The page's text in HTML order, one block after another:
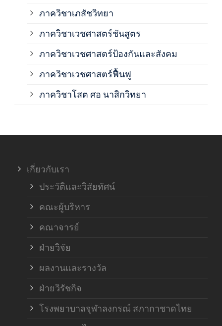
ภาควิชาเภสัชวิทยา
ภาควิชาเวชศาสตร์ชันสูตร
ภาควิชาเวชศาสตร์ป้องกันและสังคม
ภาควิชาเวชศาสตร์ฟื้นฟู
ภาควิชาโสต ศอ นาสิกวิทยา
เกี่ยวกับเรา
ประวัติและวิสัยทัศน์
คณะผู้บริหาร
คณาจารย์
ฝ่ายวิจัย
ผลงานและรางวัล
ฝ่ายวิรัชกิจ
โรงพยาบาลจุฬาลงกรณ์ สภากาชาดไทย